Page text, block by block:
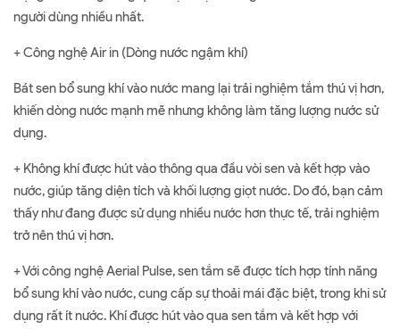
người dùng nhiều nhất.
+ Công nghệ Air in (Dòng nước ngậm khí)
Bát sen bổ sung khí vào nước mang lại trải nghiệm tắm thú vị hơn,
khiến dòng nước mạnh mẽ nhưng không làm tăng lượng nước sử
dụng.
+ Không khí được hút vào thông qua đầu vòi sen và kết hợp vào
nước, giúp tăng diện tích và khối lượng giọt nước. Do đó, bạn cảm
thấy như đang được sử dụng nhiều nước hơn thực tế, trải nghiệm
trở nên thú vị hơn.
+ Với công nghệ Aerial Pulse, sen tắm sẽ được tích hợp tính năng
bổ sung khí vào nước, cung cấp sự thoải mái đặc biệt, trong khi sử
dụng rất ít nước. Khí được hút vào qua sen tắm và kết hợp với